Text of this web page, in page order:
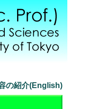
の紹介(English)